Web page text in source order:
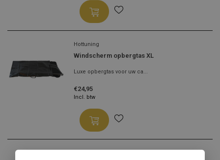
Hottuning
Windscherm opbergtas XL
Luxe opbergtas voor uw ca...
€24,95
Incl. btw